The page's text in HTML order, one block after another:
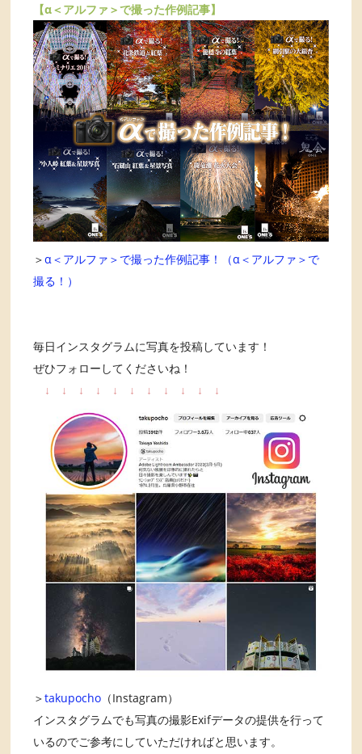
【α＜アルファ＞で撮った作例記事】
＞α＜アルファ＞で撮った作例記事！（α＜アルファ＞で
撮る！）
毎日インスタグラムに写真を投稿しています！
ぜひフォローしてくださいね！
↓
↓ ↓ ↓ ↓ ↓ ↓ ↓ ↓ ↓ ↓
＞takupocho （Instagram）
インスタグラムでも写真の撮影Exifデータの提供を行って
いるのでご参考にしていただければと思います。